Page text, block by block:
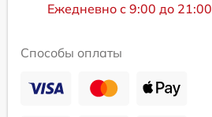
Ежедневно с 9:00 до 21:00
Способы оплаты